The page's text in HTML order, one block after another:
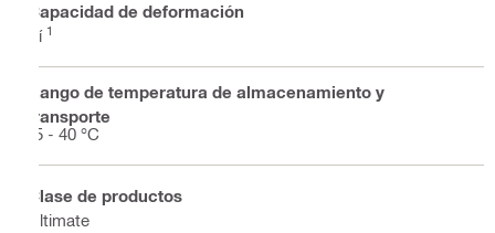
Capacidad de deformación
Sí 1
Rango de temperatura de almacenamiento y
transporte
-5 - 40 °C
Clase de productos
Ultimate